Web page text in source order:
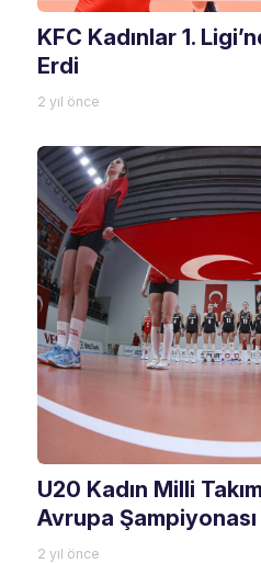
KFC Kadınlar 1.
Erdi
2 yıl önce
U20 Kadın Milli
Avrupa
2 yıl önce